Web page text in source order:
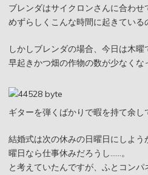
ブレンダはサイクロンさんに合わせ
めずらしくこんな時間に起きている
しかしブレンダの場合、今日は木曜
早起きかつ畑の作物の数が少なくな
ギターを弾くばかりで暇を持て余し
結婚式は次の休みの日曜日にしよ
曜日なら仕事休みだろうし……。
と考えていたんですが、ふとコン